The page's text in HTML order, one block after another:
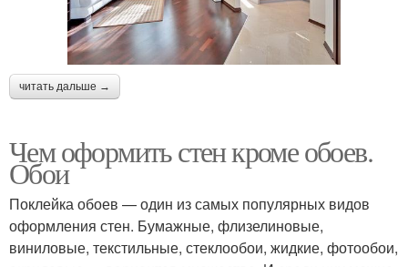
читать дальше →
Чем оформить стен кроме обоев.
Обои
Поклейка обоев — один из самых популярных видов
оформления стен. Бумажные, флизелиновые,
виниловые, текстильные, стеклообои, жидкие, фотообои,